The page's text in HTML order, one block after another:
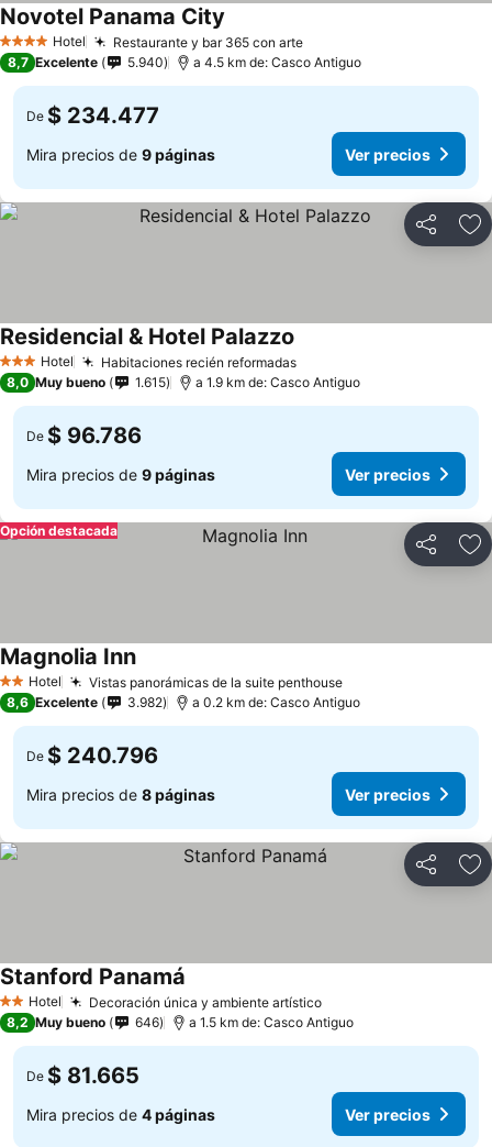
4 EstrellasHotel Restaurante y bar 365 con arte
Novotel Panama City
8,7 Excelente 5.940 a 4.5 km de: Casco Antiguo
De $ 234.477
Mira precios de 9 páginas Ver precios
Compartir
3 Estrellas
Hotel Habitaciones recién reformadas
Residencial & Hotel Palazzo
8,0 Muy bueno 1.615 a 1.9 km de: Casco Antiguo
De $ 96.786
Mira precios de 9 páginas Ver precios
Compartir
Opción destacada
2 Estrellas
Hotel Vistas panorámicas de la suite penthouse
Magnolia Inn
8,6 Excelente 3.982 a 0.2 km de: Casco Antiguo
De $ 240.796
Mira precios de 8 páginas Ver precios
Compartir
2 Estrellas
Hotel Decoración única y ambiente artístico
Stanford Panamá
8,2 Muy bueno 646 a 1.5 km de: Casco Antiguo
De $ 81.665
Mira precios de 4 páginas Ver precios